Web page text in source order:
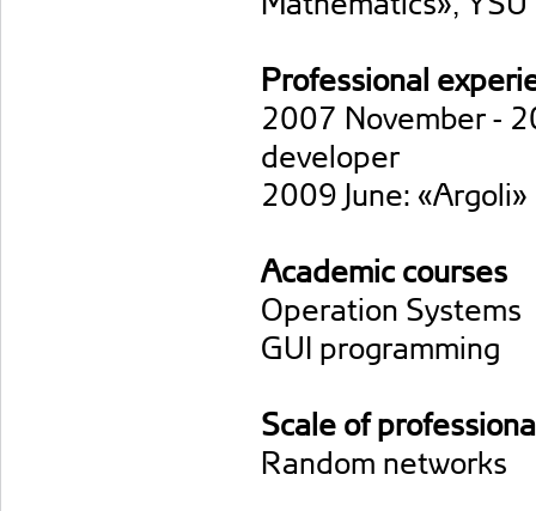
Professional
2007 November -
developer
2009 June: «Argoli»
Academic courses
Operation Systems
GUI programming
Scale of
Random networks